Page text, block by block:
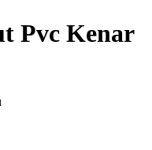
Pvc Kenar